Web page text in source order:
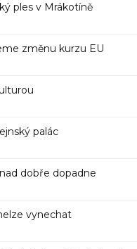
ples v Mrákotíně
změnu kurzu EU
palác
dobře dopadne
vynechat